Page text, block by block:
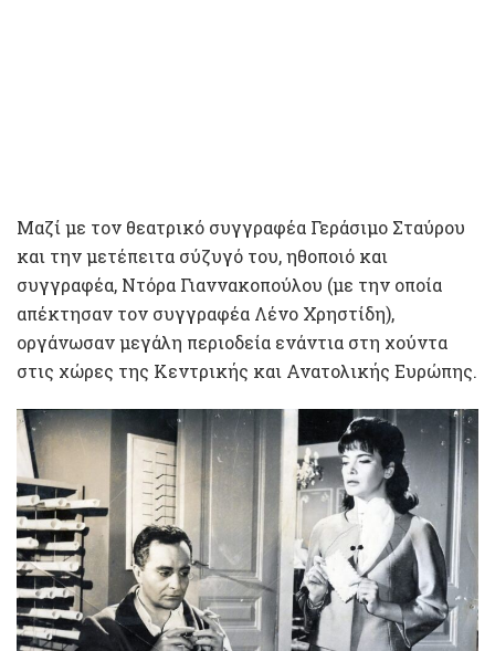
Μαζί με τον θεατρικό συγγραφέα Γεράσιμο Σταύρου
και την μετέπειτα σύζυγό του, ηθοποιό και
συγγραφέα, Ντόρα Γιαννακοπούλου (με την οποία
απέκτησαν τον συγγραφέα Λένο Χρηστίδη),
οργάνωσαν μεγάλη περιοδεία ενάντια στη χούντα
στις χώρες της Κεντρικής και Ανατολικής Ευρώπης.